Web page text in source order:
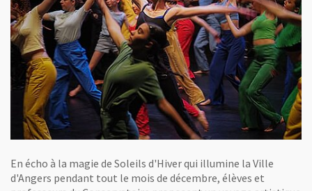
En écho à la magie de Soleils d'Hiver qui illumine la Ville
d'Angers pendant tout le mois de décembre, élèves et